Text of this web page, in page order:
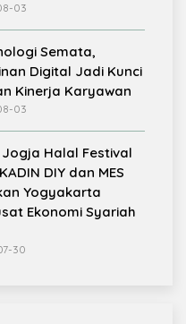
03
Semata,
Digital Jadi Kunci
Kinerja Karyawan
03
Jogja Halal Festival
DIY dan MES
Yogyakarta
Ekonomi Syariah
30